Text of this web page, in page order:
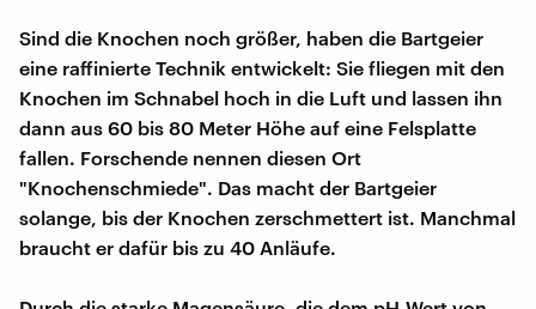
Sind die Knochen noch größer, haben die Bartgeier
eine raffinierte Technik entwickelt: Sie fliegen mit den
Knochen im Schnabel hoch in die Luft und lassen ihn
dann aus 60 bis 80 Meter Höhe auf eine Felsplatte
fallen. Forschende nennen diesen Ort
"Knochenschmiede". Das macht der Bartgeier
solange, bis der Knochen zerschmettert ist. Manchmal
braucht er dafür bis zu 40 Anläufe.